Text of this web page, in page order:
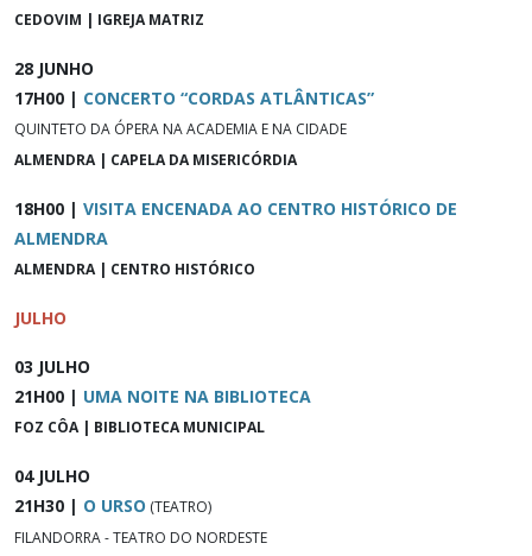
CEDOVIM | IGREJA MATRIZ
28 JUNHO
17H00 | CONCERTO “CORDAS ATLÂNTICAS”
QUINTETO DA ÓPERA NA ACADEMIA E NA CIDADE
ALMENDRA | CAPELA DA MISERICÓRDIA
18H00 | VISITA ENCENADA AO CENTRO HISTÓRICO DE
ALMENDRA
ALMENDRA | CENTRO HISTÓRICO
JULHO
03 JULHO
21H00 | UMA NOITE NA BIBLIOTECA
FOZ CÔA | BIBLIOTECA MUNICIPAL
04 JULHO
21H30 | O URSO (TEATRO)
FILANDORRA - TEATRO DO NORDESTE